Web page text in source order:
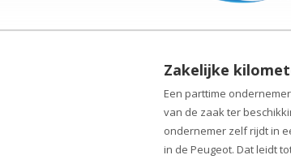
Zakelijke
Een parttime
van de zaak ter
ondernemer zelf rijdt in
in de Peugeot. Dat leidt